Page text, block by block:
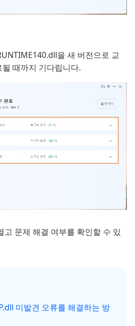
을 새 버전으로 교
때까지 기다립니다.
고 문제 해결 여부를 확인할 수 있
미발견 오류를 해결하는 방